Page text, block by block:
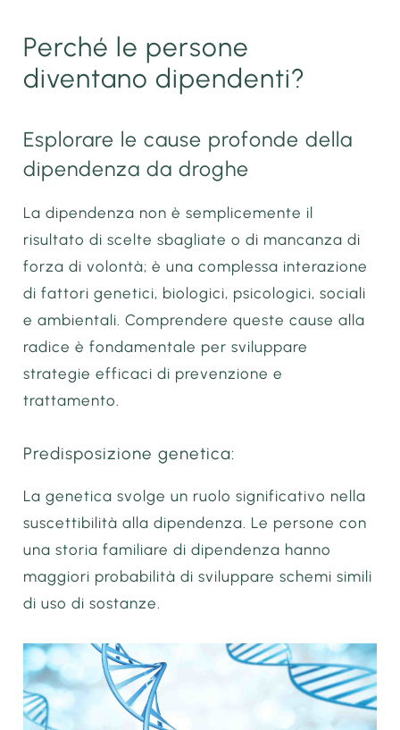
Perché le persone
diventano dipendenti?
Esplorare le cause profonde della
dipendenza da droghe
La dipendenza non è semplicemente il
risultato di scelte sbagliate o di mancanza di
forza di volontà; è una complessa interazione
di fattori genetici, biologici, psicologici, sociali
e ambientali. Comprendere queste cause alla
radice è fondamentale per sviluppare
strategie efficaci di prevenzione e
trattamento.
Predisposizione genetica:
La genetica svolge un ruolo significativo nella
suscettibilità alla dipendenza. Le persone con
una storia familiare di dipendenza hanno
maggiori probabilità di sviluppare schemi simili
di uso di sostanze.